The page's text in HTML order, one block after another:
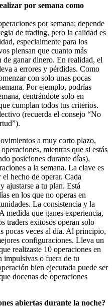
por semana como
por semana; depende
de trading, pero la calidad es
especialmente para los
piensan que cuanto más
de ganar dinero. En realidad, el
a errores y pérdidas. Como
con solo unas pocas
Por ejemplo, podrías
centrándote solo en
cumplan todos tus criterios.
(recuerda el consejo “No
a muy corto plazo,
mientras que si estás
posiciones durante días),
a la semana. La clave es
hecho de operar. Cada
ajustarse a tu plan. Está
en los que no operas en
La consistencia y la
medida que ganes experiencia,
traders exitosos operan solo
pocas veces al día. Al principio,
configuraciones. Lleva un
realizaste 10 operaciones en
impulsivas o fuera de tu
bien ejecutada puede ser
docenas de operaciones
abiertas durante la noche?